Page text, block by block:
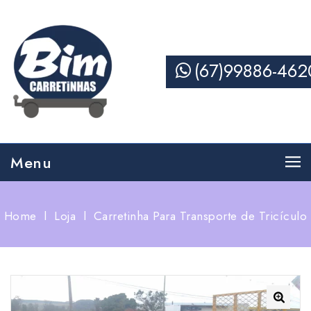
(67)99886-
Menu
Home l Loja l Carretinha Para Transporte de Tricículo